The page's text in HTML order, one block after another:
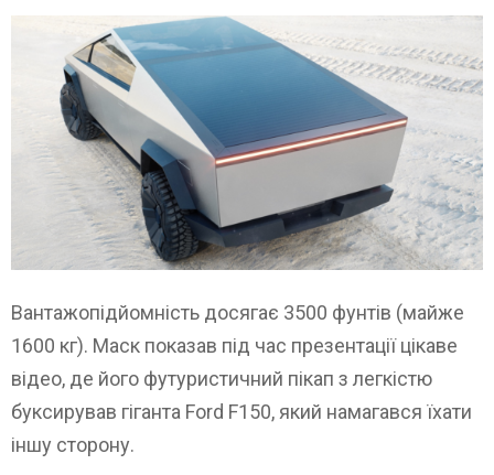
Вантажопідйомність досягає 3500 фунтів (майже
1600 кг). Маск показав під час презентації цікаве
відео, де його футуристичний пікап з легкістю
буксирував гіганта Ford F150, який намагався їхати
іншу сторону.